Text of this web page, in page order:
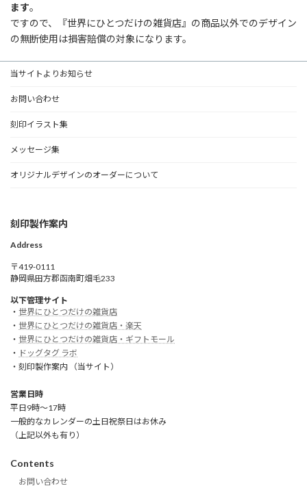
ます。
ですので、『世界にひとつだけの雑貨店』の商品以外でのデザイン
の無断使用は損害賠償の対象になります。
当サイトよりお知らせ
お問い合わせ
刻印イラスト集
メッセージ集
オリジナルデザインのオーダーについて
刻印製作案内
Address
〒419-0111
静岡県田方郡函南町畑毛233
以下管理サイト
・ 世界にひとつだけの雑貨店
・ 世界にひとつだけの雑貨店・楽天
・ 世界にひとつだけの雑貨店・ギフトモール
・ ドッグタグ ラボ
・刻印製作案内 （当サイト）
営業日時
平日9時～17時
一般的なカレンダーの土日祝祭日はお休み
（上記以外も有り）
Contents
お問い合わせ